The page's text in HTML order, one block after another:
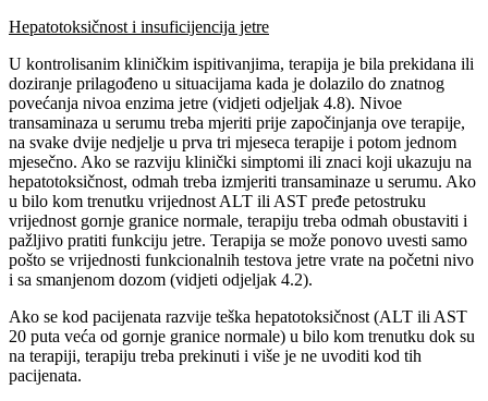
Hepatotoksičnost i insuficijencija jetre
U kontrolisanim kliničkim ispitivanjima, terapija je bila prekidana ili
doziranje prilagođeno u situacijama kada je dolazilo do znatnog
povećanja nivoa enzima jetre (vidjeti odjeljak 4.8). Nivoe
transaminaza u serumu treba mjeriti prije započinjanja ove terapije,
na svake dvije nedjelje u prva tri mjeseca terapije i potom jednom
mjesečno. Ako se razviju klinički simptomi ili znaci koji ukazuju na
hepatotoksičnost, odmah treba izmjeriti transaminaze u serumu. Ako
u bilo kom trenutku vrijednost ALT ili AST pređe petostruku
vrijednost gornje granice normale, terapiju treba odmah obustaviti i
pažljivo pratiti funkciju jetre. Terapija se može ponovo uvesti samo
pošto se vrijednosti funkcionalnih testova jetre vrate na početni nivo
i sa smanjenom dozom (vidjeti odjeljak 4.2).
Ako se kod pacijenata razvije teška hepatotoksičnost (ALT ili AST
20 puta veća od gornje granice normale) u bilo kom trenutku dok su
na terapiji, terapiju treba prekinuti i više je ne uvoditi kod tih
pacijenata.